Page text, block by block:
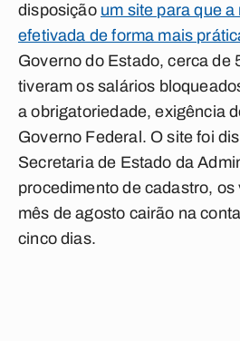
disposição um site para que
efetivada de forma mais
Governo do Estado, cerca de
tiveram os salários
a obrigatoriedade, exigência
Governo Federal. O site foi
Secretaria de Estado da
procedimento de cadastro,
mês de agosto cairão na
cinco dias.